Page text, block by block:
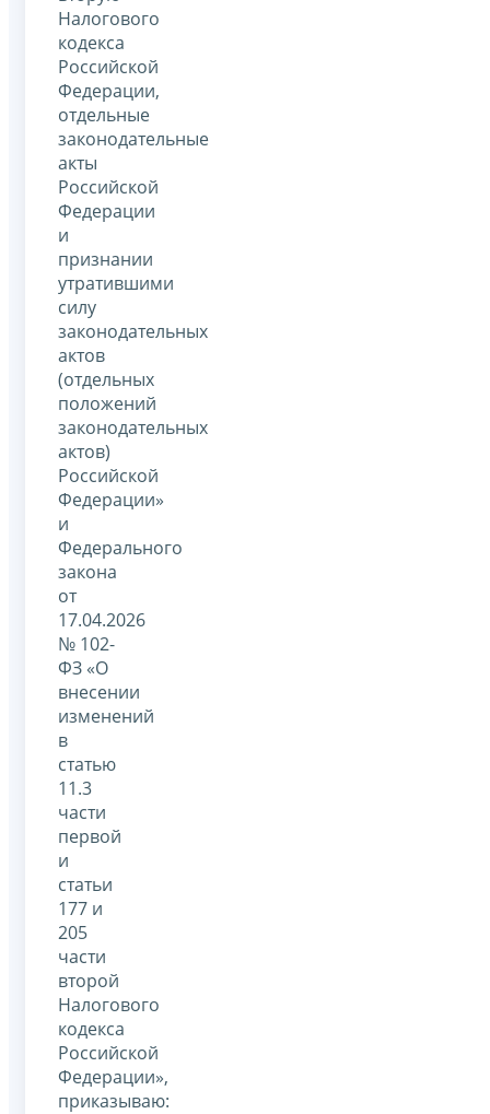
Налогового
кодекса
Российской
Федерации,
отдельные
законодательные
акты
Российской
Федерации
и
признании
утратившими
силу
законодательных
актов
(отдельных
положений
законодательных
актов)
Российской
Федерации»
и
Федерального
закона
от
17.04.2026
№ 102-
ФЗ «О
внесении
изменений
в
статью
11.3
части
первой
и
статьи
177 и
205
части
второй
Налогового
кодекса
Российской
Федерации»,
приказываю: